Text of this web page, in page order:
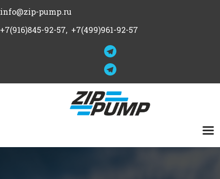
info@zip-pump.ru
+7(916)845-92-57,  +7(499)961-92-57